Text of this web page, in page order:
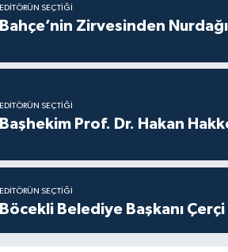
EDITÖRÜN SEÇTIĞI
Bahçe’nin Zirvesinden
EDITÖRÜN SEÇTIĞI
Başhekim Prof. Dr. Hakan
EDITÖRÜN SEÇTIĞI
Böcekli Belediye Başkanı